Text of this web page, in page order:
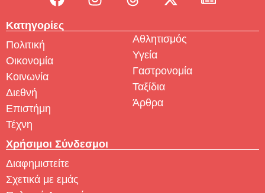
Κατηγορίες
Πολιτική
Οικονομία
Κοινωνία
Διεθνή
Επιστήμη
Τέχνη
Αθλητισμός
Υγεία
Γαστρονομία
Ταξίδια
Άρθρα
Χρήσιμοι Σύνδεσμοι
Διαφημιστείτε
Σχετικά με εμάς